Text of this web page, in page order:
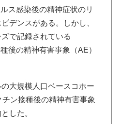
ス感染後の精神症状のリ
デンスがある。しかし、
で記録されている
後の精神有害事象（AE）
大規模人口ベースコホー
チン接種後の精神有害事象
した。